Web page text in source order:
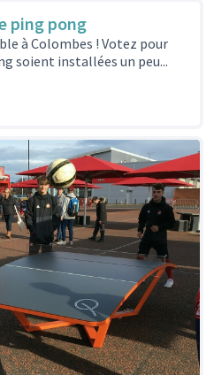
ping pong
à Colombes ! Votez pour
soient installées un peu...